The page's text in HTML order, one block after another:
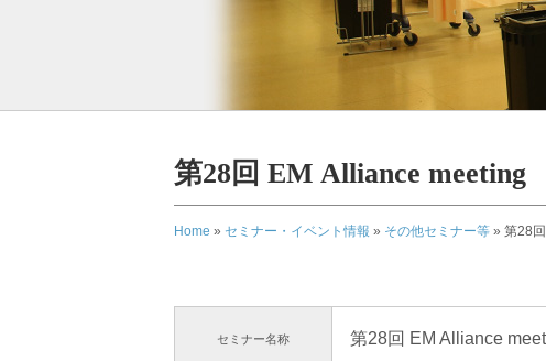
第28回 EM Alliance meeting
Home » セミナー・イベント情報 » その他セミナー等 » 第28
セミナー名称 第28回 EM Alliance